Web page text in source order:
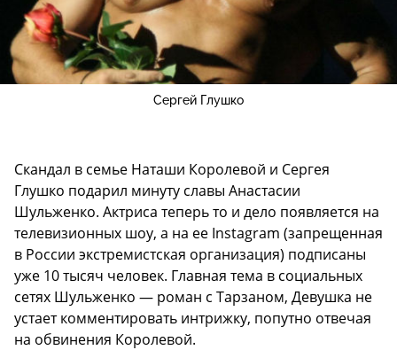
Сергей Глушко
Скандал в семье Наташи Королевой и Сергея
Глушко подарил минуту славы Анастасии
Шульженко. Актриса теперь то и дело появляется на
телевизионных шоу, а на ее Instagram (запрещенная
в России экстремистская организация) подписаны
уже 10 тысяч человек. Главная тема в социальных
сетях Шульженко — роман с Тарзаном, Девушка не
устает комментировать интрижку, попутно отвечая
на обвинения Королевой.